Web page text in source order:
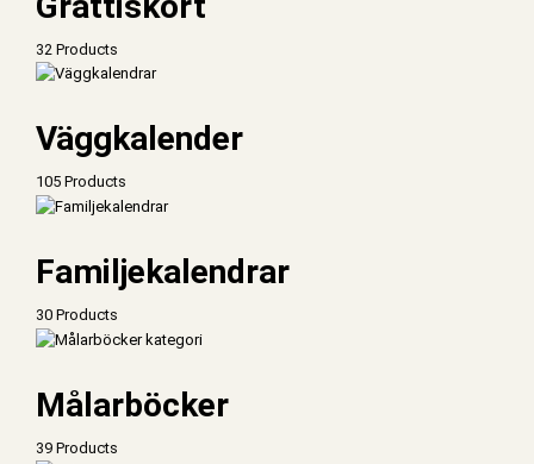
32 Products
Väggkalender
105 Products
Familjekalendrar
30 Products
Målarböcker
39 Products